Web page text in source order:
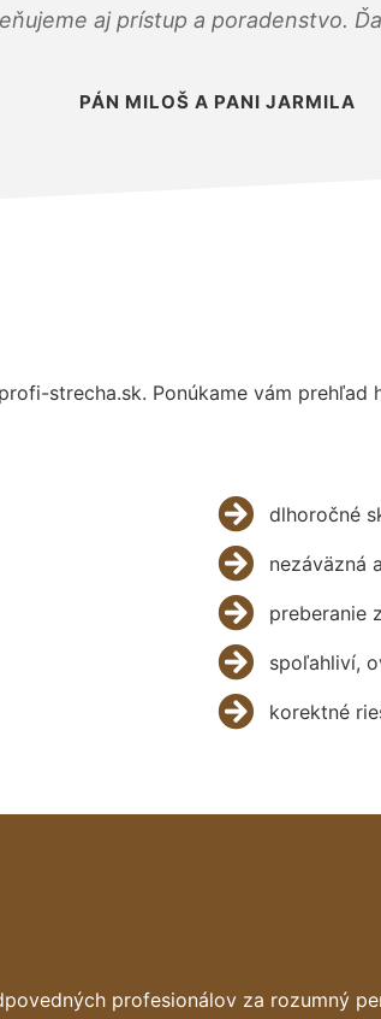
aj prístup a poradenstvo.
PÁN MILOŠ A PANI JARMILA
strecha.sk. Ponúkame vám
dlhoročné
nezáväzná
preberanie
spoľahliví,
korektné
profesionálov za rozumný